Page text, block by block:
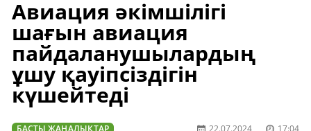
Авиация әкімшілігі
шағын авиация
пайдаланушылардың
ұшу қауіпсіздігін
күшейтеді
БАСТЫ ЖАҢАЛЫҚТАР 22.07.2024 17:04